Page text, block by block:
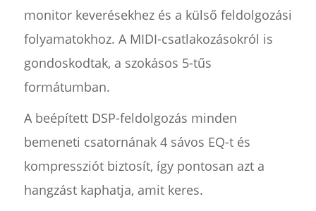
monitor keverésekhez és a külső feldolgozási
folyamatokhoz. A MIDI-csatlakozásokról is
gondoskodtak, a szokásos 5-tűs
formátumban.
A beépített DSP-feldolgozás minden
bemeneti csatornának 4 sávos EQ-t és
kompressziót biztosít, így pontosan azt a
hangzást kaphatja, amit keres.